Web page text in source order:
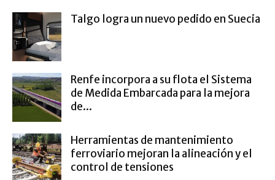
Talgo logra un nuevo pedido en Suecia
Renfe incorpora a su flota el Sistema
de Medida Embarcada para la mejora
de...
Herramientas de mantenimiento
ferroviario mejoran la alineación y el
control de tensiones